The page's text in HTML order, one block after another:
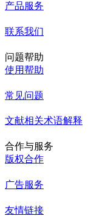
产品服务
联系我们
问题帮助
使用帮助
常见问题
文献相关术语解释
合作与服务
版权合作
广告服务
友情链接